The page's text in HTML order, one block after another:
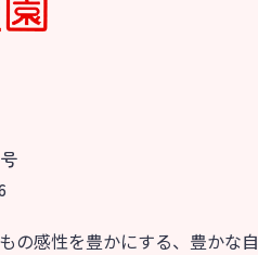
の感性を豊かにする、豊かな自
ラソル ]